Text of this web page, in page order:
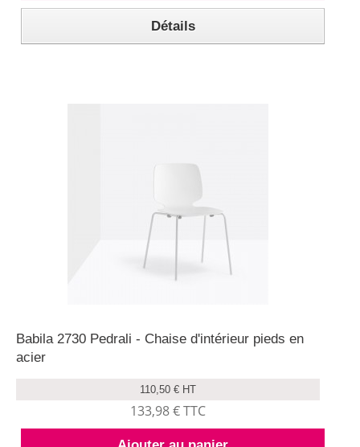
Détails
Babila 2730 Pedrali - Chaise d'intérieur pieds en
acier
110,50 € HT
133,98 € TTC